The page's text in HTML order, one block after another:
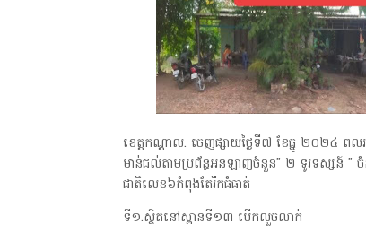
ខេត្តកណ្ដាល. ចេញផ្សាយថ្ងៃទី៧ ខែធ្នូ ២០២៤ ព
មាន់ជល់តាមប្រព័ន្ធអនឡាញចំនួន" ២ ទូរទស្សន៍ " ចំ
ជាតិលេខ៦កំពុងតែរីកធំធាត់
ទី១.ស្ថិតនៅស្ពានទី១៣ បើកលួចលាក់